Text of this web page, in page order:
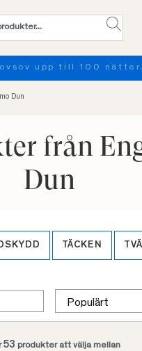
till 100 nätter. Läs
Dun
från
Dun
TÄCKEN
53 produkter att välja mellan